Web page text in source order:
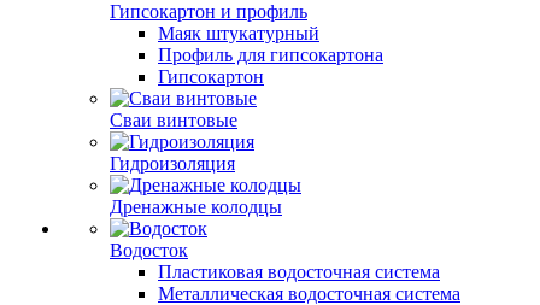
Гипсокартон и профиль
Маяк штукатурный
Профиль для гипсокартона
Гипсокартон
Сваи винтовые
Гидроизоляция
Дренажные колодцы
Водосток
Пластиковая водосточная система
Металлическая водосточная система